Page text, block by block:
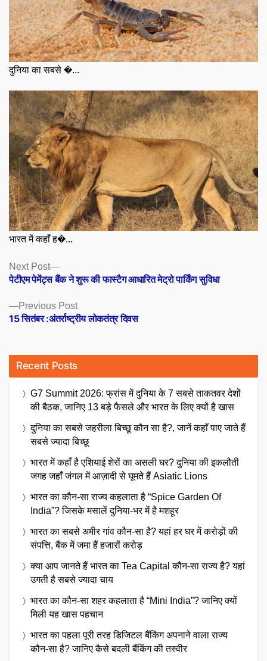
दुनिया का सबसे �...
भारत में कहाँ ह�...
Posts
navigation
Previous PostPrevious
post:
15 सितंबर :अंतर्राष्ट्रीय लोकतंत्र दिवस
Next Post
Next
post:
पेटीएम पेमेंट्स बैंक ने शुरू की फास्टैग आधारित मेट्रो पार्किंग सुविधा
Recent Posts
G7 Summit 2026: फ्रांस में दुनिया के 7 सबसे ताकतवर देशों
की बैठक, जानिए 13 बड़े फैसले और भारत के लिए क्यों है खास
दुनिया का सबसे जहरीला बिच्छू कौन सा है?, जानें कहाँ पाए जाते हैं
सबसे ज्यादा बिच्छू
भारत में कहाँ है एशियाई शेरों का असली घर? दुनिया की इकलौती
जगह जहाँ जंगल में आज़ादी से घूमते हैं Asiatic Lions
भारत का कौन-सा राज्य कहलाता है “Spice Garden Of
India”? जिसके मसालें दुनिया-भर में है मशहूर
भारत का सबसे अमीर गांव कौन-सा है? यहां हर घर में करोड़ों की
संपत्ति, बैंक में जमा हैं हजारों करोड़
क्या आप जानते हैं भारत का Tea Capital कौन-सा राज्य है? यहां
उगती है सबसे ज्यादा चाय
भारत का कौन-सा शहर कहलाता है “Mini India”? जानिए क्यों
मिली यह खास पहचान
भारत का पहला पूरी तरह डिजिटल बैंकिंग अपनाने वाला राज्य
कौन-सा है? जानिए कैसे बदली बैंकिंग की तस्वीर